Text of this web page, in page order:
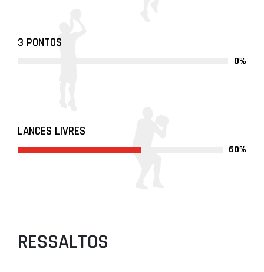
3 PONTOS
0%
LANCES LIVRES
60%
RESSALTOS